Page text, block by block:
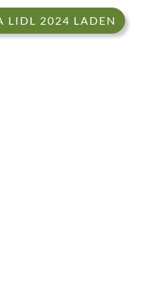
LIDL 2024 LADEN